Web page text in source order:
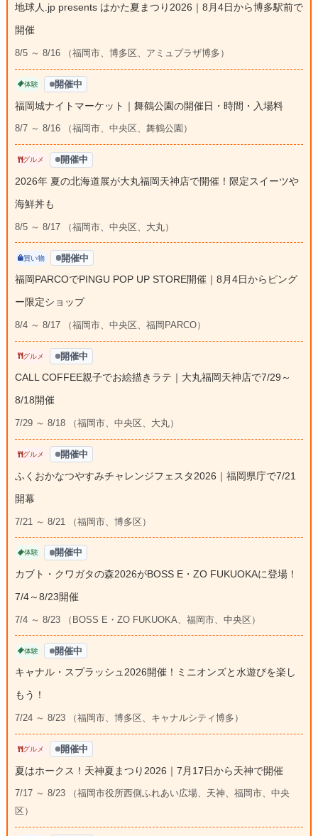
地球人.jp presents はかた夏まつり2026｜8月4日から博多駅前で
開催
8/5 ～ 8/16 （福岡市、博多区、アミュプラザ博多）
体験 開催中
福岡城ナイトマーケット｜舞鶴公園の開催日・時間・入場料
8/7 ～ 8/16 （福岡市、中央区、舞鶴公園）
グルメ 開催中
2026年 夏の北海道展が大丸福岡天神店で開催！限定スイーツや
海鮮丼も
8/5 ～ 8/17 （福岡市、中央区、大丸）
買い物 開催中
福岡PARCOでPINGU POP UP STORE開催｜8月4日からピング
ー限定ショップ
8/4 ～ 8/17 （福岡市、中央区、福岡PARCO）
グルメ 開催中
CALL COFFEE親子でお絵描きラテ｜大丸福岡天神店で7/29～
8/18開催
7/29 ～ 8/18 （福岡市、中央区、大丸）
グルメ 開催中
ふくおかなつやすみチャレンジフェスタ2026｜福岡県庁で7/21
開幕
7/21 ～ 8/21 （福岡市、博多区）
体験 開催中
カブト・クワガタの森2026がBOSS E・ZO FUKUOKAに登場！
7/4～8/23開催
7/4 ～ 8/23 （BOSS E・ZO FUKUOKA、福岡市、中央区）
体験 開催中
キャナル・スプラッシュ2026開催！ミニオンズと水遊びを楽し
もう！
7/24 ～ 8/23 （福岡市、博多区、キャナルシティ博多）
グルメ 開催中
夏はホークス！天神夏まつり2026｜7月17日から天神で開催
7/17 ～ 8/23 （福岡市役所西側ふれあい広場、天神、福岡市、中央
区）